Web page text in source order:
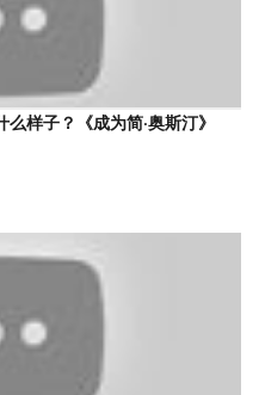
样子？《成为简·奥斯汀》